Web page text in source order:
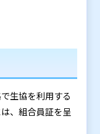
生協を利用する
、組合員証を呈